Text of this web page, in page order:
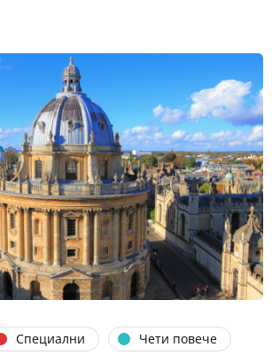
Специални Чети повече